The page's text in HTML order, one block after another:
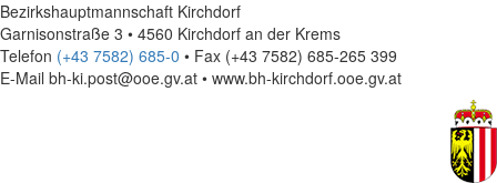
Bezirkshauptmannschaft Kirchdorf
Garnisonstraße 3 • 4560 Kirchdorf an der Krems
Telefon (+43 7582) 685-0 • Fax (+43 7582) 685-265 399
E-Mail bh-ki.post@ooe.gv.at • www.bh-kirchdorf.ooe.gv.at